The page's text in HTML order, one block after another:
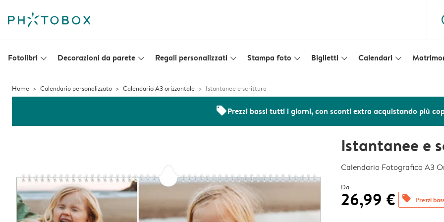
Fotolibri slim_arrow_down Decorazioni da parete slim_arrow_down Regali personalizzati slim_arrow_down Stampa foto slim_arrow_down Biglietti slim_arrow_down Calendari slim_arrow_down
Home Calendario personalizzato Calendario A3 orizzontale Istantanee e scrittura
offersPrezzi bassi tutti i giorni, con sconti extra acquistando più
Istantanee e
Calendario Fotografico A3
Da
26,99 € offers Prezzi